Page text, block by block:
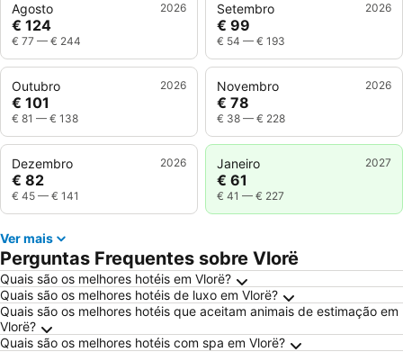
Agosto 2026
€ 124
€ 77 — € 244
Setembro 2026
€ 99
€ 54 — € 193
Outubro 2026
€ 101
€ 81 — € 138
Novembro 2026
€ 78
€ 38 — € 228
Dezembro 2026
€ 82
€ 45 — € 141
Janeiro 2027
€ 61
€ 41 — € 227
Ver mais
Perguntas Frequentes sobre Vlorë
Quais são os melhores hotéis em Vlorë?
Quais são os melhores hotéis de luxo em Vlorë?
Quais são os melhores hotéis que aceitam animais de estimação em
Vlorë?
Quais são os melhores hotéis com spa em Vlorë?